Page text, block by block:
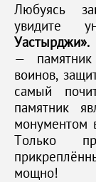
Любуясь
увидите
Уастырджи».
—
воинов,
самый
памятник
монументом
Только
мощно!